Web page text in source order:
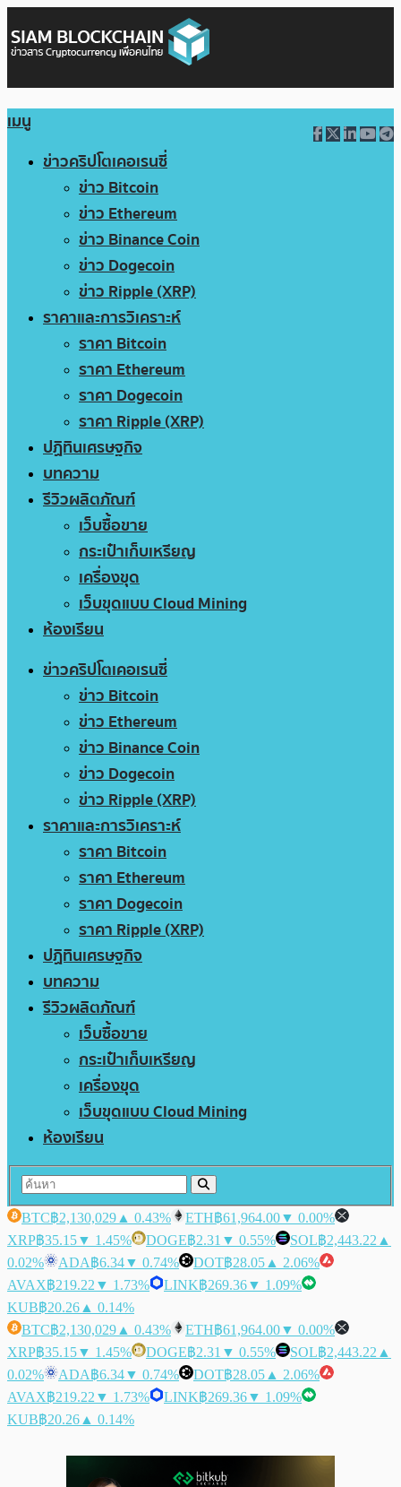
เมนู
ข่าวคริปโตเคอเรนซี่
ข่าว Bitcoin
ข่าว Ethereum
ข่าว Binance Coin
ข่าว Dogecoin
ข่าว Ripple (XRP)
ราคาและการวิเคราะห์
ราคา Bitcoin
ราคา Ethereum
ราคา Dogecoin
ราคา Ripple (XRP)
ปฏิทินเศรษฐกิจ
บทความ
รีวิวผลิตภัณฑ์
เว็บซื้อขาย
กระเป๋าเก็บเหรียญ
เครื่องขุด
เว็บขุดแบบ Cloud Mining
ห้องเรียน
ข่าวคริปโตเคอเรนซี่
ข่าว Bitcoin
ข่าว Ethereum
ข่าว Binance Coin
ข่าว Dogecoin
ข่าว Ripple (XRP)
ราคาและการวิเคราะห์
ราคา Bitcoin
ราคา Ethereum
ราคา Dogecoin
ราคา Ripple (XRP)
ปฏิทินเศรษฐกิจ
บทความ
รีวิวผลิตภัณฑ์
เว็บซื้อขาย
กระเป๋าเก็บเหรียญ
เครื่องขุด
เว็บขุดแบบ Cloud Mining
ห้องเรียน
BTC฿2,130,029 ▲ 0.43% ETH฿61,964.00▼ 0.00%
XRP฿35.15▼ 1.45% DOGE฿2.31 ▼ 0.55% SOL฿2,443.22 ▲
0.02%
ADA฿6.34▼ 0.74% DOT฿28.05 ▲ 2.06%
AVAX฿219.22 ▼ 1.73% LINK฿269.36▼ 1.09%
KUB฿20.26 ▲ 0.14%
BTC฿2,130,029 ▲ 0.43% ETH฿61,964.00▼ 0.00%
XRP฿35.15▼ 1.45% DOGE฿2.31 ▼ 0.55% SOL฿2,443.22 ▲
0.02%
ADA฿6.34▼ 0.74% DOT฿28.05 ▲ 2.06%
AVAX฿219.22 ▼ 1.73% LINK฿269.36▼ 1.09%
KUB฿20.26 ▲ 0.14%